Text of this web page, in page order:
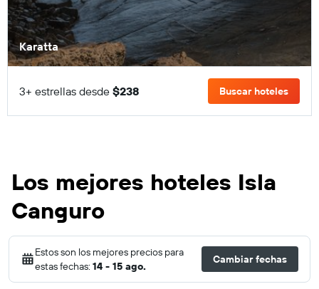
Karatta
3+ estrellas desde $238 Buscar hoteles
Los mejores hoteles Isla
Canguro
Estos son los mejores precios para
estas fechas: 14 - 15 ago.
Cambiar fechas